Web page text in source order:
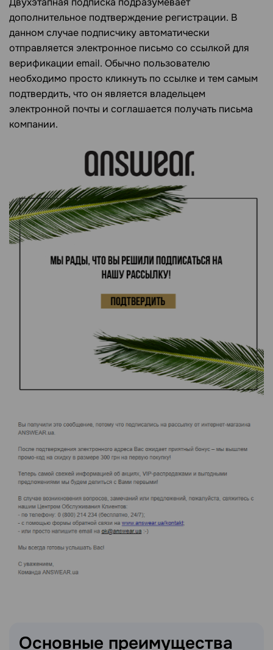
дополнительное подтверждение регистрации. В
данном случае подписчику автоматически
отправляется электронное письмо со ссылкой для
верификации email. Обычно пользователю
необходимо просто кликнуть по ссылке и тем самым
подтвердить, что он является владельцем
электронной почты и соглашается получать письма
компании.
Основные преимущества